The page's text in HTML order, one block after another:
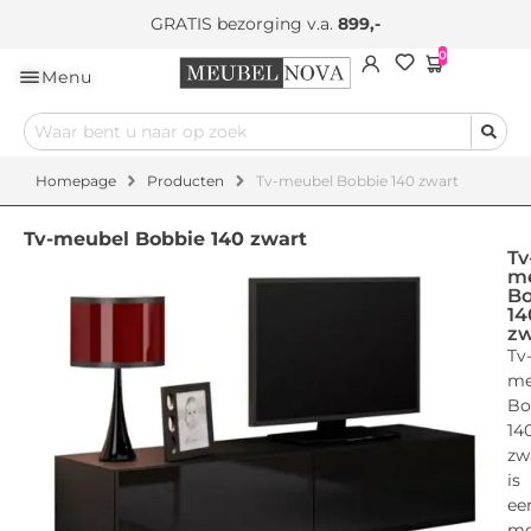
Eigen bezorging & montageservice
Menu
0
Homepage Producten Tv-meubel Bobbie 140 zwart
Tv-meubel Bobbie 140 zwart
Tv-
is